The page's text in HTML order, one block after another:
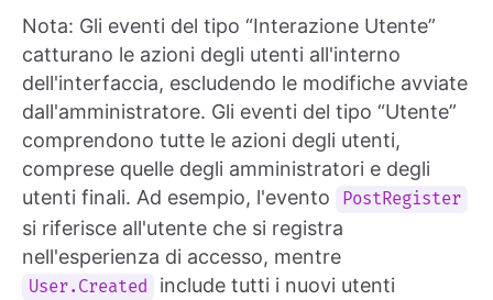
Nota: Gli eventi del tipo “Interazione Utente”
catturano le azioni degli utenti all'interno
dell'interfaccia, escludendo le modifiche avviate
dall'amministratore. Gli eventi del tipo “Utente”
comprendono tutte le azioni degli utenti,
comprese quelle degli amministratori e degli
utenti finali. Ad esempio, l'evento
PostRegister
si riferisce all'utente che si registra
nell'esperienza di accesso, mentre
User.Created
include tutti i nuovi utenti